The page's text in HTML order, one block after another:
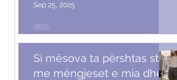
Sep 25, 2025
Si mësova ta përshtas stilin
me mëngjeset e mia dhe